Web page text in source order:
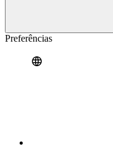
Preferências